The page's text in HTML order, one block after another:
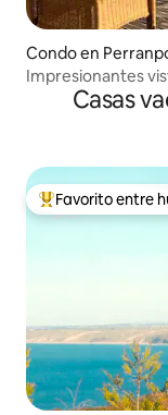
Condo en
Impresionantes
en Cornualles
Casas
Favorito entre
Favorito entre